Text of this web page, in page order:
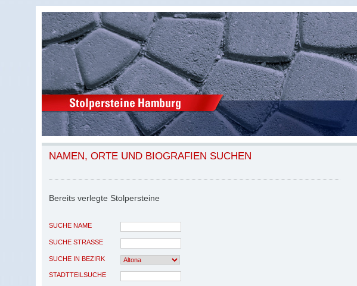
NAMEN, ORTE UND BIOGRAFIEN SUCHEN
Bereits verlegte Stolpersteine
SUCHE NAME
SUCHE STRASSE
SUCHE IN BEZIRK
STADTTEILSUCHE